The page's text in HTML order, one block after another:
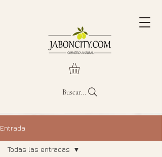
Buscar...
Entrada
Todas las entradas